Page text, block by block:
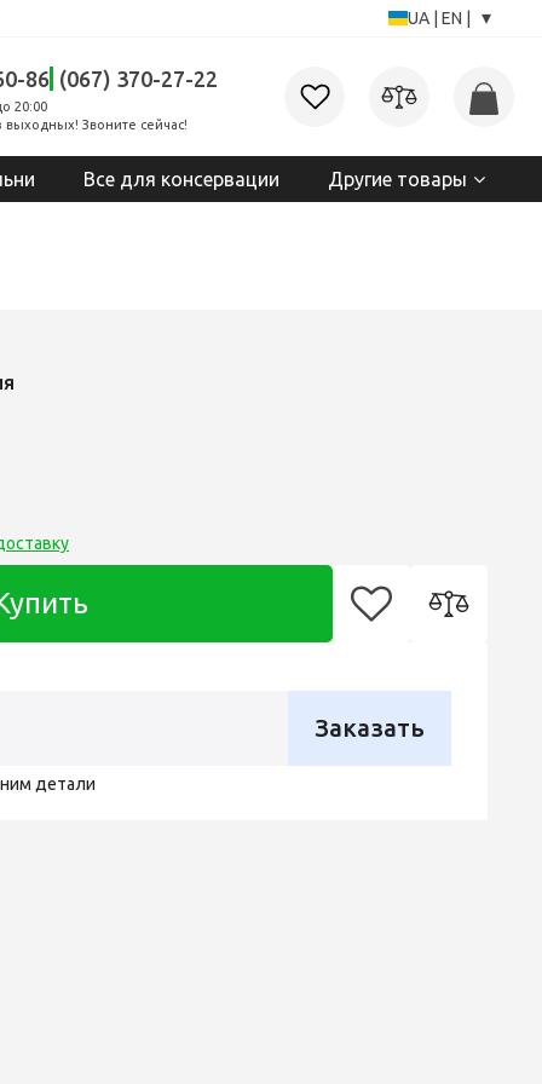
UA EN ▾
86 (067) 370-27-22
20:00
Звоните сейчас!
Все для консервации Другие товары
Заказать
детали